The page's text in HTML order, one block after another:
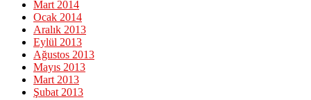
Mart 2014
Ocak 2014
Aralık 2013
Eylül 2013
Ağustos 2013
Mayıs 2013
Mart 2013
Şubat 2013